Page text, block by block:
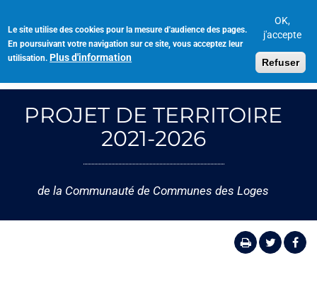
Le site utilise des cookies pour la mesure d'audience des pages.
En poursuivant votre navigation sur ce site, vous acceptez leur
utilisation. Plus d'information
OK,
j'accepte
Refuser
contenu
principal
PROJET DE TERRITOIRE
2021-2026
de la Communauté de Communes des Loges